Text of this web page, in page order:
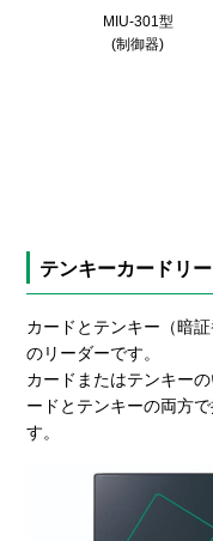
MIU-301型
(制御器)
テンキーカードリ
カードとテンキー（暗
のリーダーです。
カードまたはテンキー
ードとテンキーの両方
す。